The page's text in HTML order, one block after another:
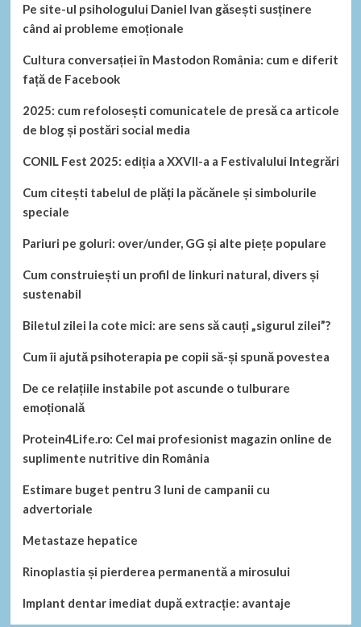
Pe site-ul psihologului Daniel Ivan găsești susținere
când ai probleme emoționale
Cultura conversației în Mastodon România: cum e diferit
față de Facebook
2025: cum refolosești comunicatele de presă ca articole
de blog și postări social media
CONIL Fest 2025: ediția a XXVII-a a Festivalului Integrări
Cum citești tabelul de plăți la păcănele și simbolurile
speciale
Pariuri pe goluri: over/under, GG și alte piețe populare
Cum construiești un profil de linkuri natural, divers și
sustenabil
Biletul zilei la cote mici: are sens să cauți „sigurul zilei”?
Cum îi ajută psihoterapia pe copii să-și spună povestea
De ce relațiile instabile pot ascunde o tulburare
emoțională
Protein4Life.ro: Cel mai profesionist magazin online de
suplimente nutritive din România
Estimare buget pentru 3 luni de campanii cu
advertoriale
Metastaze hepatice
Rinoplastia și pierderea permanentă a mirosului
Implant dentar imediat după extracție: avantaje